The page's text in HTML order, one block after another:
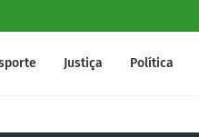
Justiça Política